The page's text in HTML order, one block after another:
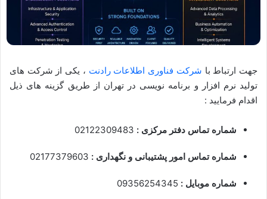
جهت ارتباط با شرکت فناوری اطلاعات رادنت ، یکی از شرکت های
تولید نرم افزار و برنامه نویسی در تهران از طریق گزینه های ذیل
اقدام فرمایید :
شماره تماس دفتر مرکزی :
شماره تماس امور پشتیبانی و نگهداری :
شماره موبایل :